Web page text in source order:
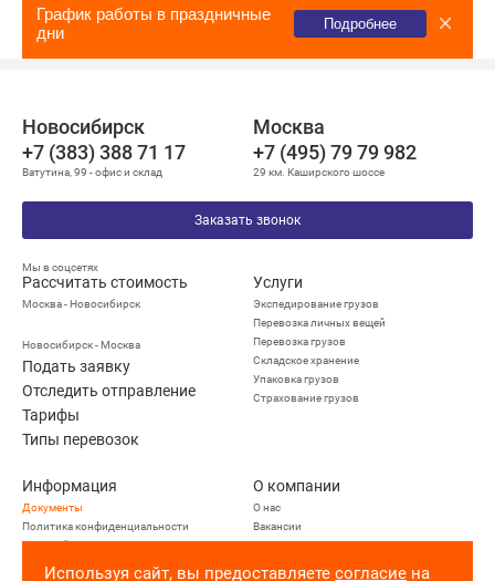
График работы в праздничные
дни
Подробнее
Новосибирск
+7 (383) 388 71 17
Ватутина, 99 - офис и склад
Москва
+7 (495) 79 79 982
29 км. Каширского шоссе
Заказать звонок
Мы в соцсетях
Рассчитать стоимость
Москва - Новосибирск
Новосибирск - Москва
Подать заявку
Отследить отправление
Тарифы
Типы перевозок
Услуги
Экспедирование грузов
Перевозка личных вещей
Перевозка грузов
Складское хранение
Упаковка грузов
Страхование грузов
Информация
Документы
Политика конфиденциальности
Опасный груз
О компании
О нас
Вакансии
Новости
Используя сайт, вы предоставляете согласие на